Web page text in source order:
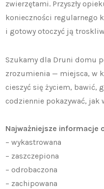
zwierzętami. Przyszły
konieczności regularnego
i gotowy otoczyć ją
Szukamy dla Druni domu
zrozumienia — miejsca, w
cieszyć się życiem, bawić,
codziennie pokazywać,
Najważniejsze informacje
– wykastrowana
– zaszczepiona
– odrobaczona
– zachipowana